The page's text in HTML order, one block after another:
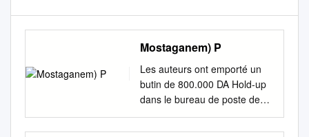
Mostaganem) P
Les auteurs ont emporté un
butin de 800.000 DA Hold-up
dans le bureau de poste de
Salamandre (Mostaganem) P.
12-13 Encore un bus Higer